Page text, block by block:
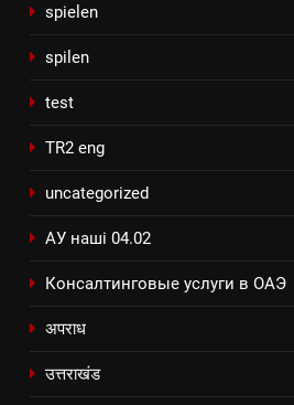
spielen
spilen
test
TR2 eng
uncategorized
АУ наші 04.02
Консалтинговые услуги в ОАЭ
अपराध
उत्तराखंड